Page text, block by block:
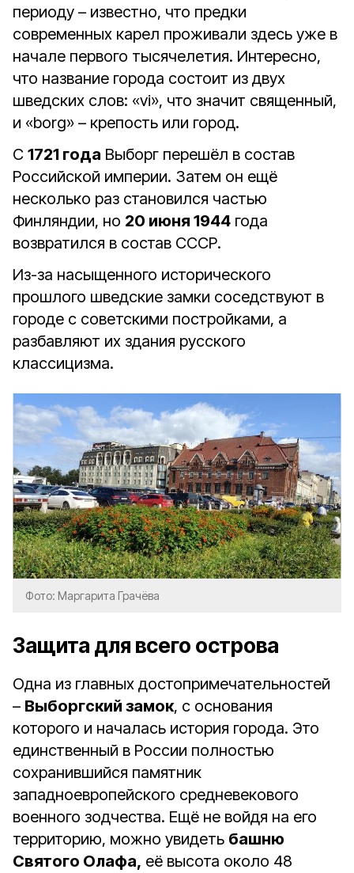
периоду – известно, что предки
современных карел проживали здесь уже в
начале первого тысячелетия. Интересно,
что название города состоит из двух
шведских слов: «vi», что значит священный,
и «borg» – крепость или город.
С 1721 года Выборг перешёл в состав
Российской империи. Затем он ещё
несколько раз становился частью
Финляндии, но 20 июня 1944 года
возвратился в состав СССР.
Из-за насыщенного исторического
прошлого шведские замки соседствуют в
городе с советскими постройками, а
разбавляют их здания русского
классицизма.
Фото: Маргарита Грачёва
Защита для всего острова
Одна из главных достопримечательностей
– Выборгский замок, с основания
которого и началась история города. Это
единственный в России полностью
сохранившийся памятник
западноевропейского средневекового
военного зодчества. Ещё не войдя на его
территорию, можно увидеть башню
Святого Олафа, её высота около 48